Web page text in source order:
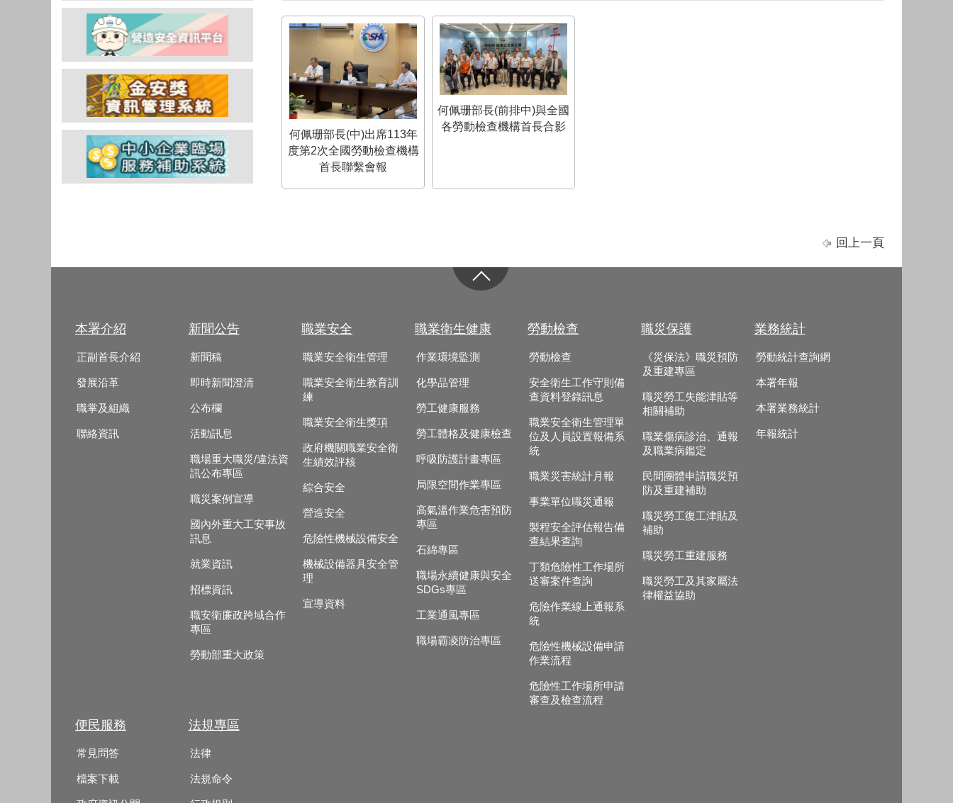
何佩珊部長(中)出席113年
度第2次全國勞動檢查機構
首長聯繫會報
何佩珊部長(前排中)與全國
各勞動檢查機構首長合影
回上一頁
本署介紹
正副首長介紹
發展沿革
職掌及組織
聯絡資訊
新聞公告
新聞稿
即時新聞澄清
公布欄
活動訊息
職場重大職災/違法資
訊公布專區
職災案例宣導
國內外重大工安事故
訊息
就業資訊
招標資訊
職安衛廉政跨域合作
專區
勞動部重大政策
職業安全
職業安全衛生管理
職業安全衛生教育訓
練
職業安全衛生獎項
政府機關職業安全衛
生績效評核
綜合安全
營造安全
危險性機械設備安全
機械設備器具安全管
理
宣導資料
職業衛生健康
作業環境監測
化學品管理
勞工健康服務
勞工體格及健康檢查
呼吸防護計畫專區
局限空間作業專區
高氣溫作業危害預防
專區
石綿專區
職場永續健康與安全
SDGs專區
工業通風專區
職場霸凌防治專區
勞動檢查
勞動檢查
安全衛生工作守則備
查資料登錄訊息
職業安全衛生管理單
位及人員設置報備系
統
職業災害統計月報
事業單位職災通報
製程安全評估報告備
查結果查詢
丁類危險性工作場所
送審案件查詢
危險作業線上通報系
統
危險性機械設備申請
作業流程
危險性工作場所申請
審查及檢查流程
職災保護
《災保法》職災預防
及重建專區
職災勞工失能津貼等
相關補助
職業傷病診治、通報
及職業病鑑定
民間團體申請職災預
防及重建補助
職災勞工復工津貼及
補助
職災勞工重建服務
職災勞工及其家屬法
律權益協助
業務統計
勞動統計查詢網
本署年報
本署業務統計
年報統計
便民服務
常見問答
檔案下載
法規專區
法律
法規命令